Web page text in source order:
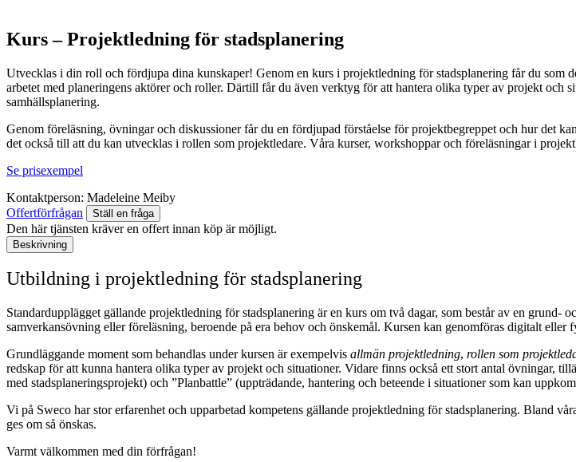
Kurs – Projektledning för stadsplanering
Utvecklas i din roll och fördjupa dina kunskaper! Genom en kurs i projektledning för stadsplanering får du som
arbetet med planeringens aktörer och roller. Därtill får du även verktyg för att hantera olika typer av projekt och
samhällsplanering.
Genom föreläsning, övningar och diskussioner får du en fördjupad förståelse för projektbegreppet och hur det
det också till att du kan utvecklas i rollen som projektledare. Våra kurser, workshoppar och föreläsningar i
Se prisexempel
Kontaktperson: Madeleine Meiby
Offertförfrågan
Ställ en fråga
Den här tjänsten kräver en offert innan köp är möjligt.
Beskrivning
Utbildning i projektledning för stadsplanering
Standardupplägget gällande projektledning för stadsplanering är en kurs om två dagar, som består av en
samverkansövning eller föreläsning, beroende på era behov och önskemål. Kursen kan genomföras digitalt eller
Grundläggande moment som behandlas under kursen är exempelvis allmän projektledning, rollen som
redskap för att kunna hantera olika typer av projekt och situationer. Vidare finns också ett stort antal övningar,
med stadsplaneringsprojekt) och ”Planbattle” (uppträdande, hantering och beteende i situationer som kan
Vi på Sweco har stor erfarenhet och upparbetad kompetens gällande projektledning för stadsplanering. Bland
ges om så önskas.
Varmt välkommen med din förfrågan!